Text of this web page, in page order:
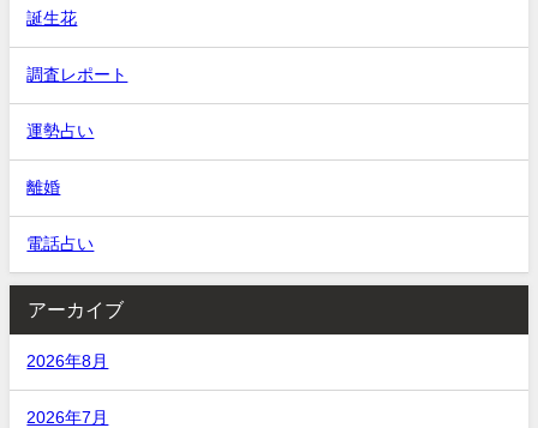
誕生花
調査レポート
運勢占い
離婚
電話占い
アーカイブ
2026年8月
2026年7月